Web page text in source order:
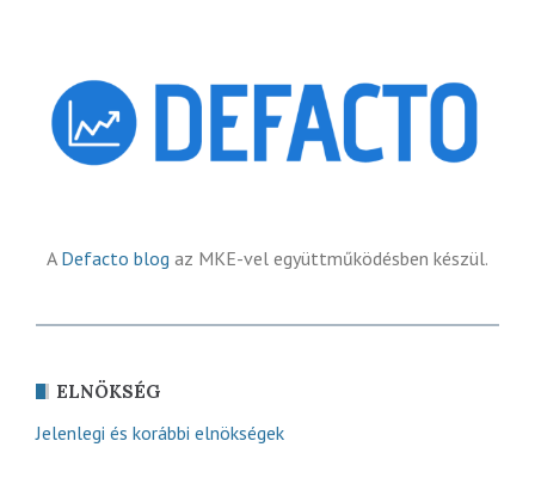
A Defacto blog az MKE-vel együttműködésben készül.
ELNÖKSÉG
Jelenlegi és korábbi elnökségek